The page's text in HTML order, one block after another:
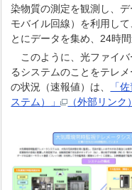
染物質の測定を観測し、
モバイル回線）を利用し
とにデータを集め、24時
このように、光ファイバ
るシステムのことをテレ
の状況（速報値）は、
「
ステム）」
（外部リンク）